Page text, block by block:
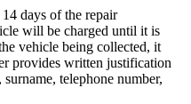
days of the repair
will be charged until it is
vehicle being collected, it
provides written justification
telephone number,